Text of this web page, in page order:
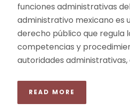
funciones administrativas
administrativo mexicano es
derecho público que regula
competencias y
autoridades administrativas,
READ MORE